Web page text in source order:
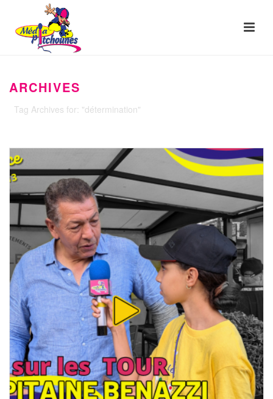
ARCHIVES
Tag Archives for: "détermination"